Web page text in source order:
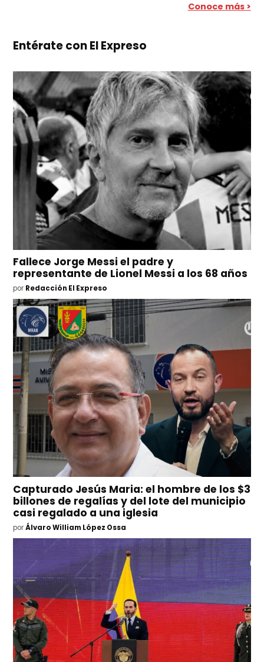
Conoce más >
Entérate con El Expreso
Fallece Jorge Messi el padre y
representante de Lionel Messi a los 68 años
por Redacción El Expreso
Capturado Jesús Maria: el hombre de los $3
billones de regalías y del lote del municipio
casi regalado a una iglesia
por Álvaro William López Ossa